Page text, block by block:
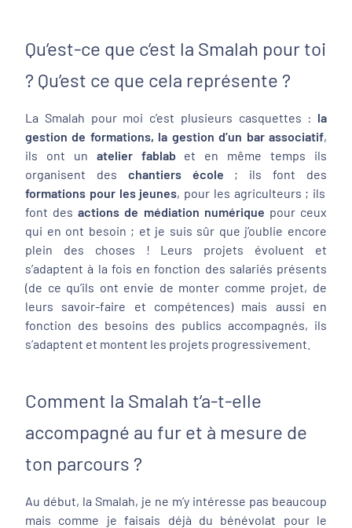
Qu’est-ce que c’est la Smalah pour toi
? Qu’est ce que cela représente ?
La Smalah pour moi c’est plusieurs casquettes : la
gestion de formations, la gestion d’un bar associatif,
ils ont un atelier fablab et en même temps ils
organisent des chantiers école ; ils font des
formations pour les jeunes, pour les agriculteurs ; ils
font des actions de médiation numérique pour ceux
qui en ont besoin ; et je suis sûr que j’oublie encore
plein des choses ! Leurs projets évoluent et
s’adaptent à la fois en fonction des salariés présents
(de ce qu’ils ont envie de monter comme projet, de
leurs savoir-faire et compétences) mais aussi en
fonction des besoins des publics accompagnés, ils
s’adaptent et montent les projets progressivement.
Comment la Smalah t’a-t-elle
accompagné au fur et à mesure de
ton parcours ?
Au début, la Smalah, je ne m’y intéresse pas beaucoup
mais comme je faisais déjà du bénévolat pour le